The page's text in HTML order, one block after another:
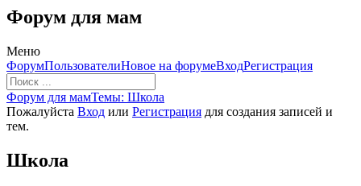
Форум для мам
Меню
Навигация
Форума
ФорумПользователиНовое на форумеВходРегистрация
Форум
breadcrumbs
-
здесь:
Форум для мамТемы: Школа
Пожалуйста Вход или Регистрация для создания записей и
тем.
Школа